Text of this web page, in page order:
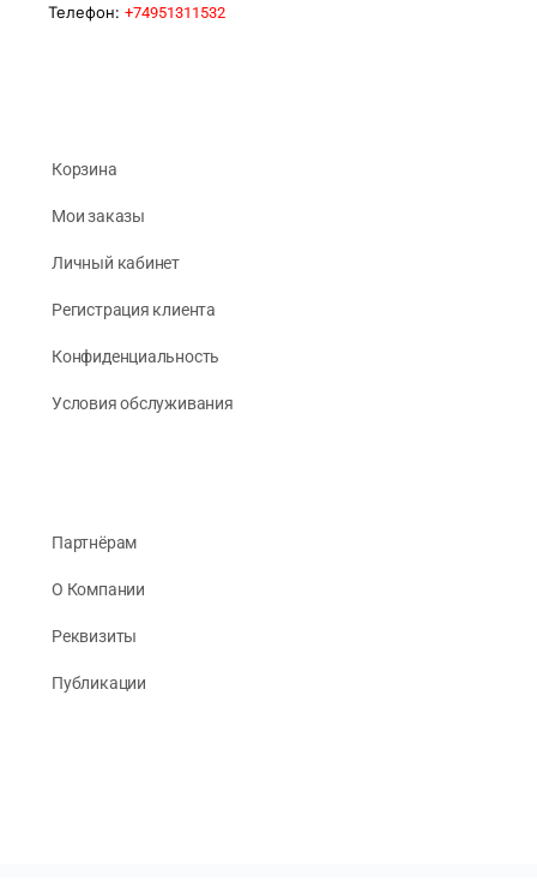
Телефон: +74951311532
Корзина
Мои заказы
Личный кабинет
Регистрация клиента
Конфиденциальность
Условия обслуживания
Партнёрам
О Компании
Реквизиты
Публикации